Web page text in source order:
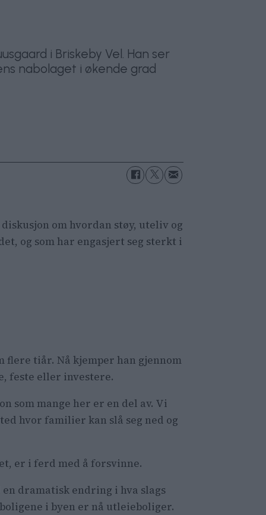
i Briskeby Vel. Han ser
nabolaget i økende grad
om hvordan støy, uteliv og
og som har engasjert seg sterkt i
flere tiår. Nå kjemper han gjennom
feste eller investere.
som mange her er en del av. Vi
hvor familier kan slå seg ned og
er i ferd med å forsvinne.
en dramatisk endring i hva slags
i byen er nå utleieboliger.